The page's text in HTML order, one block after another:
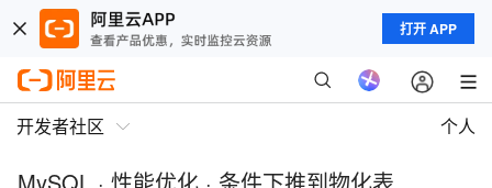
打开 APP
开发者社区 个人